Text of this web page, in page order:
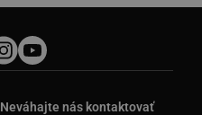
Neváhajte nás kontaktovať